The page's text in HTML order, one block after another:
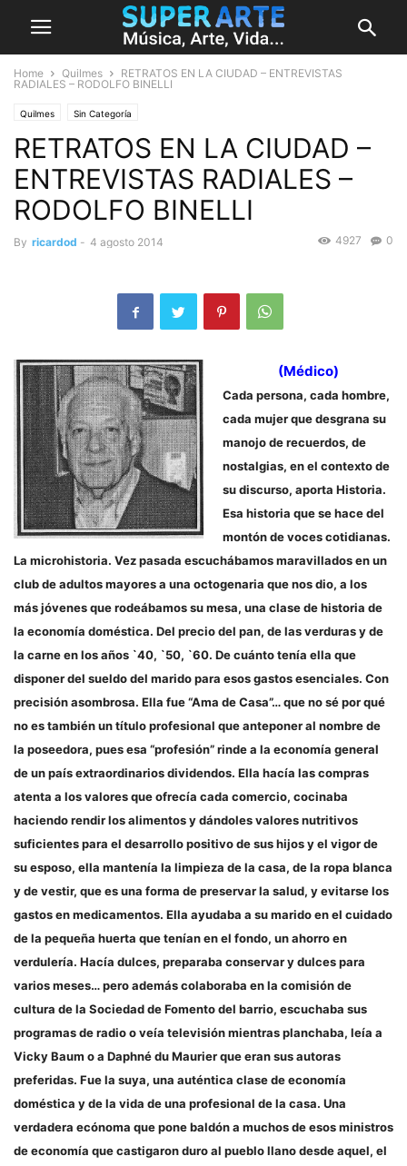
Home Quilmes
RETRATOS EN LA CIUDAD – ENTREVISTAS
RADIALES – RODOLFO BINELLI
Quilmes Sin Categoría
RETRATOS EN LA CIUDAD –
ENTREVISTAS RADIALES –
RODOLFO BINELLI
By ricardod - 4 agosto 2014 0
4927
(Médico)
Cada persona, cada hombre,
cada mujer que desgrana su
manojo de recuerdos, de
nostalgias, en el contexto de
su discurso, aporta Historia.
Esa historia que se hace del
montón de voces cotidianas.
La microhistoria. Vez pasada escuchábamos maravillados en un
club de adultos mayores a una octogenaria que nos dio, a los
más jóvenes que rodeábamos su mesa, una clase de historia de
la economía doméstica. Del precio del pan, de las verduras y de
la carne en los años `40, `50, `60. De cuánto tenía ella que
disponer del sueldo del marido para esos gastos esenciales. Con
precisión asombrosa. Ella fue “Ama de Casa”… que no sé por qué
no es también un título profesional que anteponer al nombre de
la poseedora, pues esa “profesión” rinde a la economía general
de un país extraordinarios dividendos. Ella hacía las compras
atenta a los valores que ofrecía cada comercio, cocinaba
haciendo rendir los alimentos y dándoles valores nutritivos
suficientes para el desarrollo positivo de sus hijos y el vigor de
su esposo, ella mantenía la limpieza de la casa, de la ropa blanca
y de vestir, que es una forma de preservar la salud, y evitarse los
gastos en medicamentos. Ella ayudaba a su marido en el cuidado
de la pequeña huerta que tenían en el fondo, un ahorro en
verdulería. Hacía dulces, preparaba conservar y dulces para
varios meses… pero además colaboraba en la comisión de
cultura de la Sociedad de Fomento del barrio, escuchaba sus
programas de radio o veía televisión mientras planchaba, leía a
Vicky Baum o a Daphné du Maurier que eran sus autoras
preferidas. Fue la suya, una auténtica clase de economía
doméstica y de la vida de una profesional de la casa. Una
verdadera ecónoma que pone baldón a muchos de esos ministros
de economía que castigaron duro al pueblo llano desde aquel, el